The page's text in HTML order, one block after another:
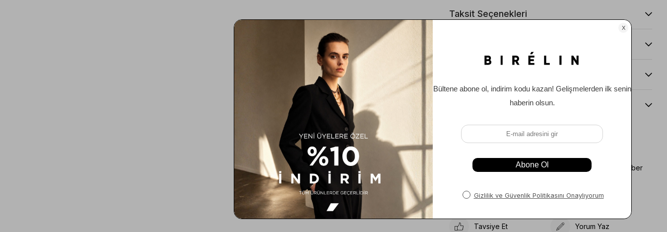
Taksit Seçenekleri
Beden Kılavuzu
Favorilere Ekle Koleksiyona Ekle
Karşılaştır
Fiyat Düşünce Haber
Gelince Haber Ver
Tavsiye Et Yorum Yaz